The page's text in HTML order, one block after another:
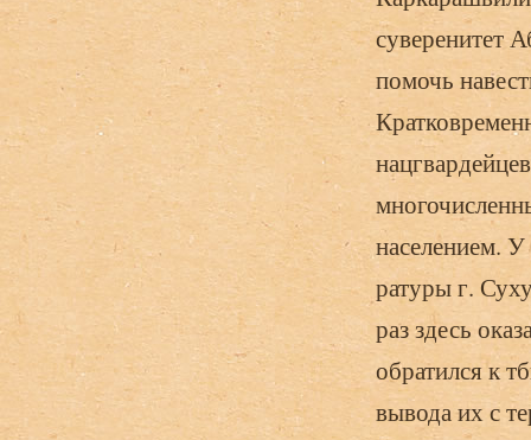
суверенитет
помочь
населением.
ратуры г.
раз здесь
обратился к
вывода их с